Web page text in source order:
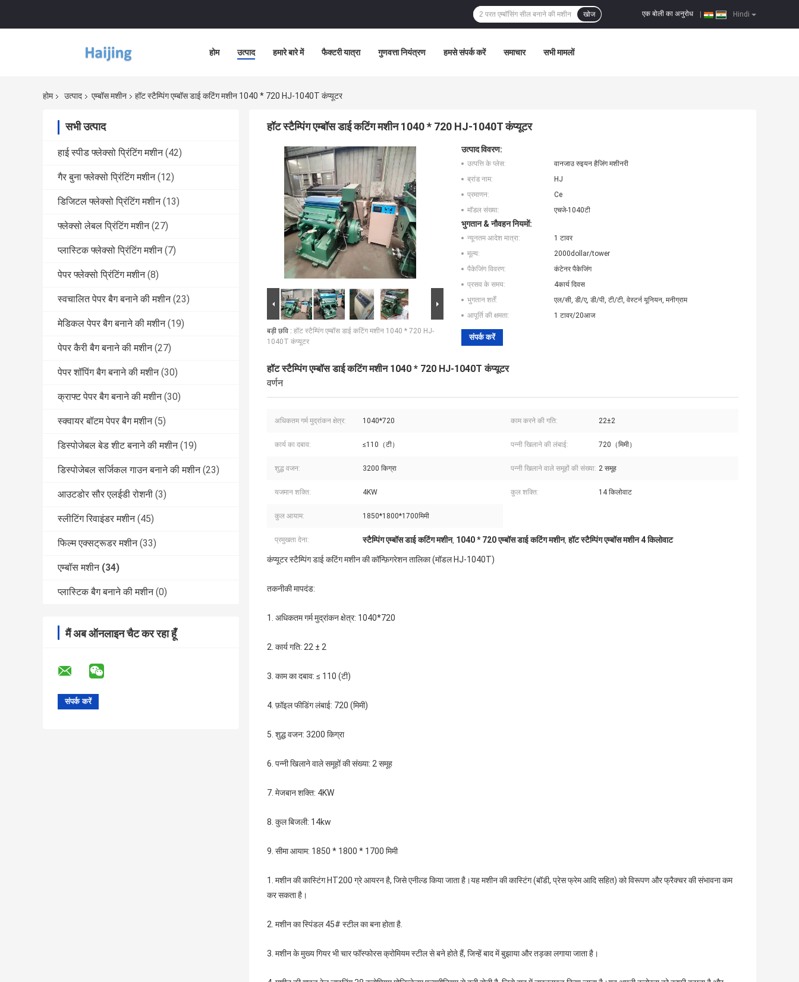
Hindi
एक बोली का अनुरोध
खोज
होम उत्पाद हमारे बारे में फैक्टरी यात्रा गुणवत्ता नियंत्रण हमसे संपर्क करें समाचार सभी मामलों
होम उत्पाद एम्बॉस मशीन हॉट स्टैम्पिंग एम्बॉस डाई कटिंग मशीन 1040 * 720 HJ-1040T कंप्यूटर
सभी उत्पाद
हाई स्पीड फ्लेक्सो प्रिंटिंग मशीन (42)
गैर बुना फ्लेक्सो प्रिंटिंग मशीन (12)
डिजिटल फ्लेक्सो प्रिंटिंग मशीन (13)
फ्लेक्सो लेबल प्रिंटिंग मशीन (27)
प्लास्टिक फ्लेक्सो प्रिंटिंग मशीन (7)
पेपर फ्लेक्सो प्रिंटिंग मशीन (8)
स्वचालित पेपर बैग बनाने की मशीन (23)
मेडिकल पेपर बैग बनाने की मशीन (19)
पेपर कैरी बैग बनाने की मशीन (27)
पेपर शॉपिंग बैग बनाने की मशीन (30)
क्राफ्ट पेपर बैग बनाने की मशीन (30)
स्क्वायर बॉटम पेपर बैग मशीन (5)
डिस्पोजेबल बेड शीट बनाने की मशीन (19)
डिस्पोजेबल सर्जिकल गाउन बनाने की मशीन (23)
आउटडोर सौर एलईडी रोशनी (3)
स्लीटिंग रिवाइंडर मशीन (45)
फिल्म एक्सट्रूडर मशीन (33)
एम्बॉस मशीन (34)
प्लास्टिक बैग बनाने की मशीन (0)
मैं अब ऑनलाइन चैट कर रहा हूँ
हॉट स्टैम्पिंग एम्बॉस डाई कटिंग मशीन 1040 * 720 HJ-1040T कंप्यूटर
बड़ी छवि : हॉट स्टैम्पिंग एम्बॉस डाई कटिंग मशीन 1040 * 720 HJ-
1040T कंप्यूटर
उत्पाद विवरण:
उत्पत्ति के प्लेस:
वानजाउ रुइयन हैजिंग मशीनरी
ब्रांड नाम:
HJ
प्रमाणन:
Ce
मॉडल संख्या:
एचजे-1040टी
भुगतान & नौवहन नियमों:
न्यूनतम आदेश मात्रा:
1 टावर
मूल्य:
2000dollar/tower
पैकेजिंग विवरण:
कंटेनर पैकेजिंग
प्रसव के समय:
4कार्य दिवस
भुगतान शर्तें:
एल/सी, डी/ए, डी/पी, टी/टी, वेस्टर्न यूनियन, मनीग्राम
आपूर्ति की क्षमता:
1 टावर/20आज
संपर्क करें
हॉट स्टैम्पिंग एम्बॉस डाई कटिंग मशीन 1040 * 720 HJ-1040T कंप्यूटर
वर्णन
अधिकतम गर्म मुद्रांकन क्षेत्र: 1040*720 काम करने की गति: 22±2
कार्य का दबाव: ≤110（टी） पन्नी खिलाने की लंबाई: 720（मिमी）
शुद्ध वजन: 3200 किग्रा पन्नी खिलाने वाले समूहों की संख्या: 2 समूह
यजमान शक्ति: 4KW कुल शक्ति: 14 किलोवाट
कुल आयाम: 1850*1800*1700मिमी
प्रमुखता देना: स्टैम्पिंग एम्बॉस डाई कटिंग मशीन, 1040 * 720 एम्बॉस डाई कटिंग मशीन,हॉट स्टैम्पिंग एम्बॉस मशीन 4 किलोवाट
कंप्यूटर स्टैम्पिंग डाई कटिंग मशीन की कॉन्फ़िगरेशन तालिका (मॉडल HJ-1040T)
तकनीकी मापदंड:
1. अधिकतम गर्म मुद्रांकन क्षेत्र: 1040*720
2. कार्य गति: 22 ± 2
3. काम का दबाव: ≤ 110 (टी)
4. फ़ॉइल फीडिंग लंबाई: 720 (मिमी)
5. शुद्ध वजन: 3200 किग्रा
6. पन्नी खिलाने वाले समूहों की संख्या: 2 समूह
7. मेजबान शक्ति: 4KW
8. कुल बिजली: 14kw
9. सीमा आयाम: 1850 * 1800 * 1700 मिमी
1. मशीन की कास्टिंग HT200 ग्रे आयरन है, जिसे एनील्ड किया जाता है।यह मशीन की कास्टिंग (बॉडी, प्रेस फ्रेम आदि सहित) को विरूपण और फ्रैक्चर की संभावना कम
कर सकता है।
2. मशीन का स्पिंडल 45# स्टील का बना होता है.
3. मशीन के मुख्य गियर भी चार फॉस्फोरस क्रोमियम स्टील से बने होते हैं, जिन्हें बाद में बुझाया और तड़का लगाया जाता है।